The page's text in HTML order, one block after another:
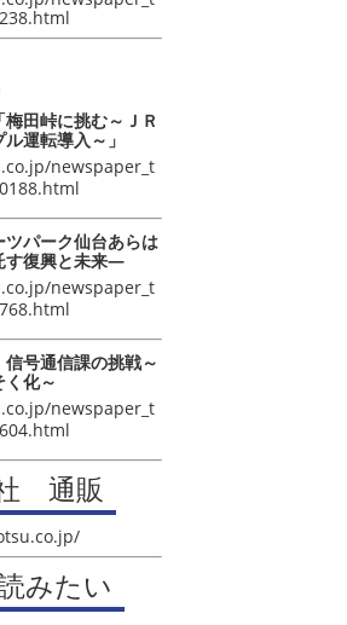
田峠に挑む～ＪＲ
運転導入～」
newspaper_t
パーク仙台あらは
す復興と未来―
newspaper_t
号通信課の挑戦～
化～
newspaper_t
通販
みたい